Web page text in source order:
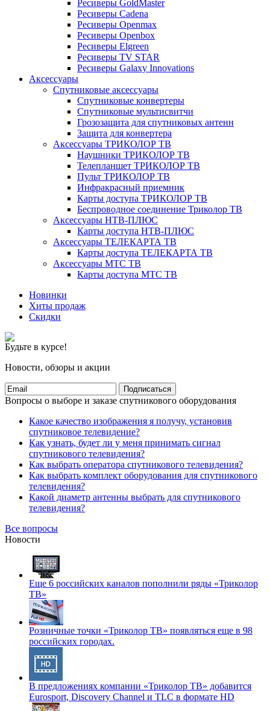
Ресиверы GoldMaster
Ресиверы Cadena
Ресиверы Openmax
Ресиверы Openbox
Ресиверы Elgreen
Ресиверы TV STAR
Ресиверы Galaxy Innovations
Аксессуары
Спутниковые аксессуары
Спутниковые конвертеры
Спутниковые мультисвитчи
Грозозащита для спутниковых антенн
Защита для конвертера
Аксессуары ТРИКОЛОР ТВ
Наушники ТРИКОЛОР ТВ
Телепланшет ТРИКОЛОР ТВ
Пульт ТРИКОЛОР ТВ
Инфракрасный приемник
Карты доступа ТРИКОЛОР ТВ
Беспроводное соединение Триколор ТВ
Аксессуары НТВ-ПЛЮС
Карты доступа НТВ-ПЛЮС
Аксессуары ТЕЛЕКАРТА ТВ
Карты доступа ТЕЛЕКАРТА ТВ
Аксессуары МТС ТВ
Карты доступа МТС ТВ
Новинки
Хиты продаж
Скидки
Будьте в курсе!
Новости, обзоры и акции
Подписаться
Вопросы о выборе и заказе спутникового оборудования
Какое качество изображения я получу, установив
спутниковое телевидение?
Как узнать, будет ли у меня принимать сигнал
спутникового телевидения?
Как выбрать оператора спутникового телевидения?
Как выбрать комплект оборудования для спутникового
телевидения?
Какой диаметр антенны выбрать для спутникового
телевидения?
Все вопросы
Новости
Еще 6 российских каналов пополнили ряды «Триколор
ТВ»
Розничные точки «Триколор ТВ» появляться еще в 98
российских городах.
В предложениях компании «Триколор ТВ» добавится
Eurosport, Discovery Channel и TLC в формате HD